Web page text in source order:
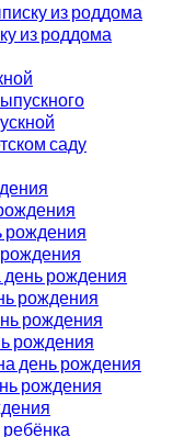
из роддома
из роддома
саду
рождения
рождения
рождения
рождения
рождения
день рождения
рождения